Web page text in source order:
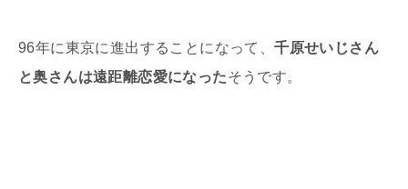
96年に東京に進出することになって、千原せいじさん
と奥さんは遠距離恋愛になったそうです。